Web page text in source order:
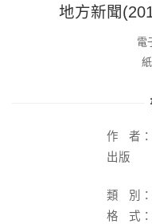
地方新聞
電
作
者：
出版
類
別：
格
式：